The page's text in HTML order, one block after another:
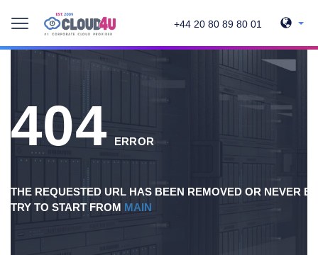
+44 20 80 89 80 01
404 ERROR
THE REQUESTED URL HAS BEEN REMOVED OR NEVER
TRY TO START FROM MAIN